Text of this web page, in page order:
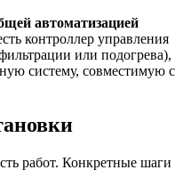
автоматизацией
контроллер управления
или подогрева),
систему, совместимую с
работ. Конкретные шаги